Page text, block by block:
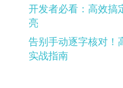
开发者必看：高效搞
亮
告别手动逐字核对！
实战指南